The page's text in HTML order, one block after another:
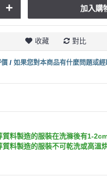
+ 加入購
收藏 對比
/ 如果您對本商品有什麼問題或
質料製造的服裝在洗滌後有1-
質料製造的服裝不可乾洗或高溫